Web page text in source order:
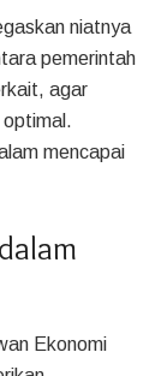
niatnya
pemerintah
agar
optimal.
mencapai
Ekonomi